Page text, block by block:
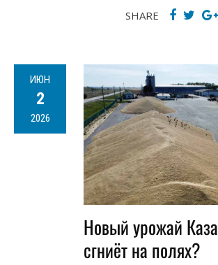
SHARE
ИЮН
2
2026
Новый урожай
сгниёт на полях?